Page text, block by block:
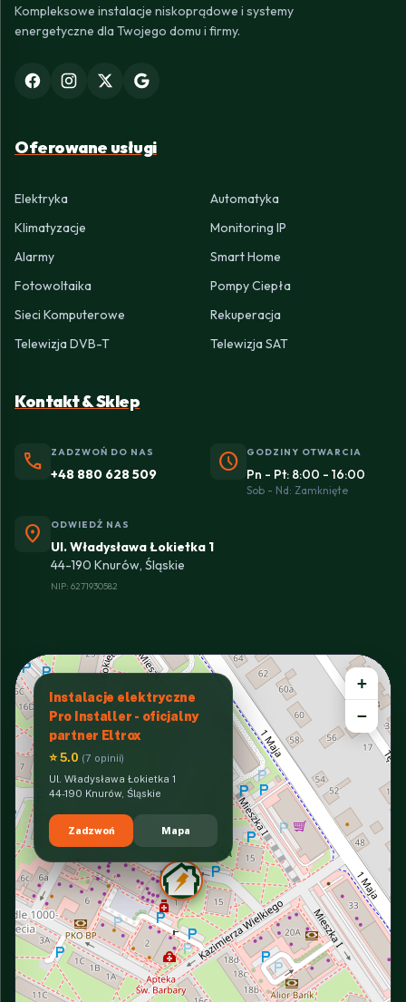
Kompleksowe instalacje niskoprądowe i systemy
energetyczne dla Twojego domu i firmy.
Oferowane usługi
Elektryka
Automatyka
Klimatyzacje
Monitoring IP
Alarmy
Smart Home
Fotowoltaika
Pompy Ciepła
Sieci Komputerowe
Rekuperacja
Telewizja DVB-T
Telewizja SAT
Kontakt & Sklep
phone ZADZWOŃ DO NAS
+48 880 628 509 schedule GODZINY OTWARCIA
Pn - Pt: 8:00 - 16:00
Sob - Nd: Zamknięte
location_on ODWIEDŹ NAS
Ul. Władysława Łokietka 1
44-190 Knurów, Śląskie
NIP: 6271930582
Instalacje elektryczne
Pro Installer - oficjalny
partner Eltrox
⭐ 5.0 (7 opinii)
Ul. Władysława Łokietka 1
44-190 Knurów, Śląskie
Zadzwoń Mapa
+
−